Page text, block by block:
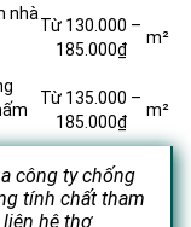
nhà
Từ 130.000 –
185.000₫
m²
Từ 135.000 –
185.000₫
m²
công ty chống
tính chất tham
hệ thợ